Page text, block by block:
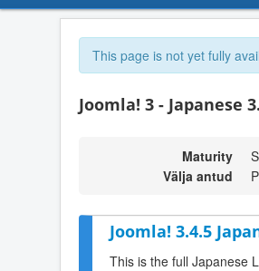
This page is not yet fully
Joomla! 3 - Japanese
Maturity
Välja antud
Joomla! 3.4.5
This is the full Japanese